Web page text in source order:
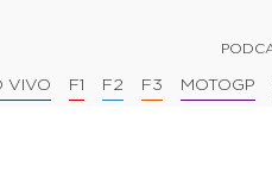
VIVO F1 F2 F3 MOTOGP